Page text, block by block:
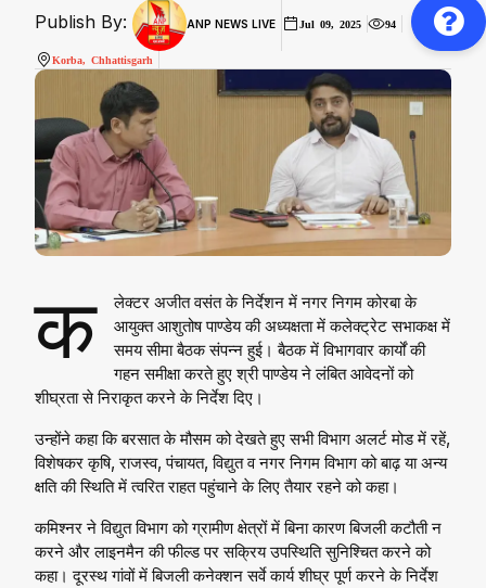
Publish By: ANP NEWS LIVE Jul 09, 2025 94
Korba, Chhattisgarh
क
लेक्टर अजीत वसंत के निर्देशन में नगर निगम कोरबा के
आयुक्त आशुतोष पाण्डेय की अध्यक्षता में कलेक्ट्रेट सभाकक्ष में
समय सीमा बैठक संपन्न हुई। बैठक में विभागवार कार्यों की
गहन समीक्षा करते हुए श्री पाण्डेय ने लंबित आवेदनों को
शीघ्रता से निराकृत करने के निर्देश दिए।
उन्होंने कहा कि बरसात के मौसम को देखते हुए सभी विभाग अलर्ट मोड में रहें,
विशेषकर कृषि, राजस्व, पंचायत, विद्युत व नगर निगम विभाग को बाढ़ या अन्य
क्षति की स्थिति में त्वरित राहत पहुंचाने के लिए तैयार रहने को कहा।
कमिश्नर ने विद्युत विभाग को ग्रामीण क्षेत्रों में बिना कारण बिजली कटौती न
करने और लाइनमैन की फील्ड पर सक्रिय उपस्थिति सुनिश्चित करने को
कहा। दूरस्थ गांवों में बिजली कनेक्शन सर्वे कार्य शीघ्र पूर्ण करने के निर्देश